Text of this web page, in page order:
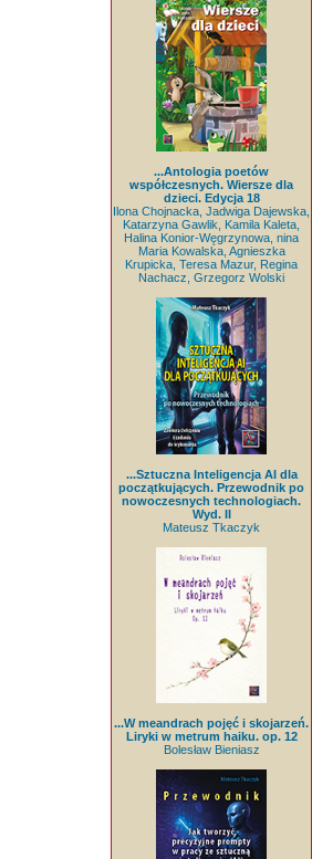
...Antologia poetów
współczesnych. Wiersze dla
dzieci. Edycja 18
Ilona Chojnacka, Jadwiga Dajewska,
Katarzyna Gawlik, Kamila Kaleta,
Halina Konior-Węgrzynowa, nina
Maria Kowalska, Agnieszka
Krupicka, Teresa Mazur, Regina
Nachacz, Grzegorz Wolski
...Sztuczna Inteligencja AI dla
początkujących. Przewodnik po
nowoczesnych technologiach.
Wyd. II
Mateusz Tkaczyk
...W meandrach pojęć i skojarzeń.
Liryki w metrum haiku. op. 12
Bolesław Bieniasz